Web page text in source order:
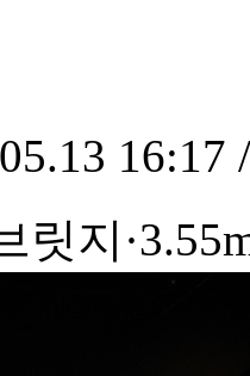
16:17
릿지